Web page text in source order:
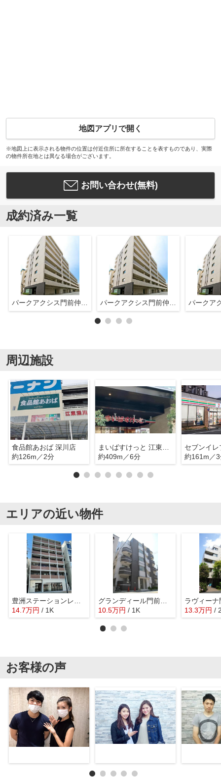
地図アプリで開く
※地図上に表示される物件の位置は付近住所に所在することを表すものであり、実際
の物件所在地とは異なる場合がございます。
お問い合わせ(無料)
成約済み一覧
パークアクシス門前仲町・清澄庭園 パークアクシス門前仲町・清澄庭園
周辺施設
食品館あおば 深川店
約126m／2分
約409m／6分
約161m／
エリアの近い物件
14.7万円 / 1K
グランディール門前仲町
10.5万円 / 1K
ラヴィーナ
13.3万円 /
お客様の声